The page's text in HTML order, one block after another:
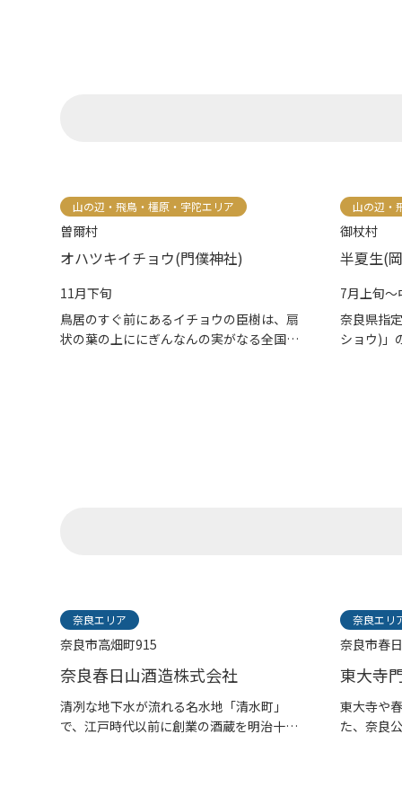
山の辺・飛鳥・橿原・宇陀エリア
曽爾村
オハツキイチョウ(門僕神社)
11月下旬
鳥居のすぐ前にあるイチョウの臣樹は、扇
状の葉の上ににぎんなんの実がなる全国
山の辺・
御杖村
半夏生(
7月上旬～
奈良県指
ショウ)」
奈良エリア
奈良市高畑町915
奈良春日山酒造株式会社
清冽な地下水が流れる名水地「清水町」
で、江戸時代以前に創業の酒蔵を明治十年
奈良エリ
奈良市春
東大寺
東大寺や
た、奈良